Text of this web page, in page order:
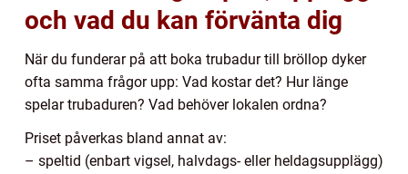
och vad du kan förvänta dig
När du funderar på att boka trubadur till bröllop dyker
ofta samma frågor upp: Vad kostar det? Hur länge
spelar trubaduren? Vad behöver lokalen ordna?
Priset påverkas bland annat av:
– speltid (enbart vigsel, halvdags- eller heldagsupplägg)